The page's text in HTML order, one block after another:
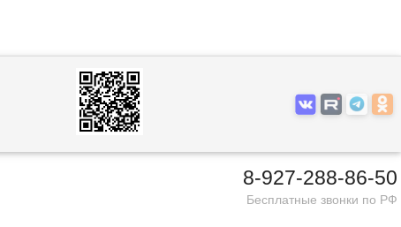
8-927-288-86-50
Бесплатные звонки по РФ